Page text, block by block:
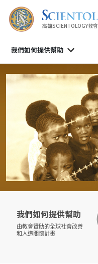
高雄SCIENTOLOGY教會
我們如何提供幫助
我們如何提供幫助
由教會贊助的全球社會改善
和人道關懷計畫